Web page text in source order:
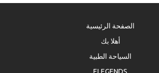
الصفحة الرئيسية
أهلا بك
السياحة الطبية